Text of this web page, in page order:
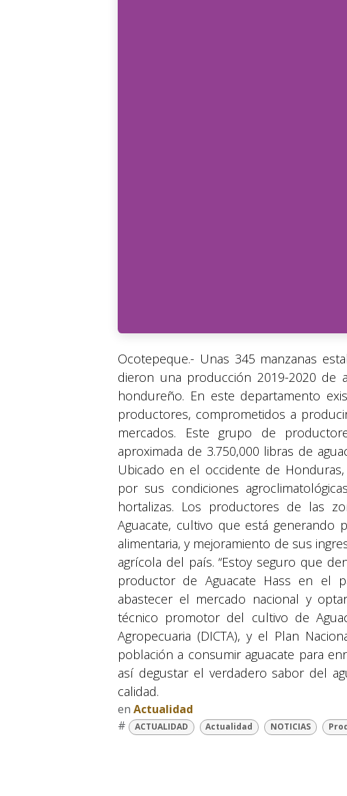
Ocotepeque.- Unas 345 manzanas
dieron una producción 2019-2020 de
hondureño. En este departamento
productores, comprometidos a
mercados. Este grupo de
aproximada de 3.750,000 libras de
Ubicado en el occidente de
por sus condiciones
hortalizas. Los productores de las
Aguacate, cultivo que está generando
alimentaria, y mejoramiento de sus
agrícola del país. “Estoy seguro que
productor de Aguacate Hass en el
abastecer el mercado nacional y
técnico promotor del cultivo de
Agropecuaria (DICTA), y el Plan
población a consumir aguacate para
así degustar el verdadero sabor del
calidad.
en Actualidad
#
ACTUALIDAD Actualidad NOTICIAS